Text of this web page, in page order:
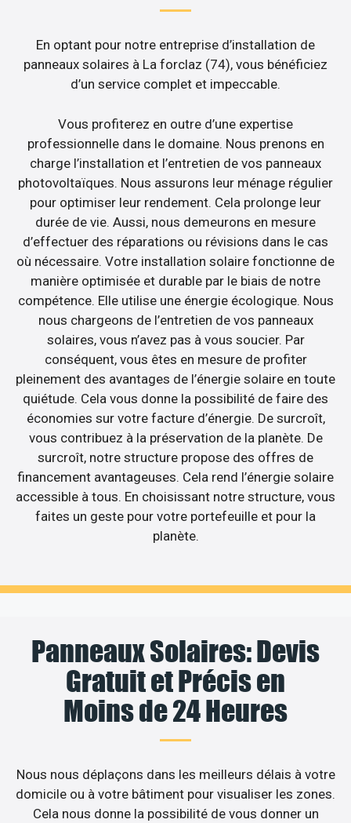
En optant pour notre entreprise d’installation de
panneaux solaires à La forclaz (74), vous bénéficiez
d’un service complet et impeccable.
Vous profiterez en outre d’une expertise
professionnelle dans le domaine. Nous prenons en
charge l’installation et l’entretien de vos panneaux
photovoltaïques. Nous assurons leur ménage régulier
pour optimiser leur rendement. Cela prolonge leur
durée de vie. Aussi, nous demeurons en mesure
d’effectuer des réparations ou révisions dans le cas
où nécessaire. Votre installation solaire fonctionne de
manière optimisée et durable par le biais de notre
compétence. Elle utilise une énergie écologique. Nous
nous chargeons de l’entretien de vos panneaux
solaires, vous n’avez pas à vous soucier. Par
conséquent, vous êtes en mesure de profiter
pleinement des avantages de l’énergie solaire en toute
quiétude. Cela vous donne la possibilité de faire des
économies sur votre facture d’énergie. De surcroît,
vous contribuez à la préservation de la planète. De
surcroît, notre structure propose des offres de
financement avantageuses. Cela rend l’énergie solaire
accessible à tous. En choisissant notre structure, vous
faites un geste pour votre portefeuille et pour la
planète.
Panneaux Solaires: Devis
Gratuit et Précis en
Moins de 24 Heures
Nous nous déplaçons dans les meilleurs délais à votre
domicile ou à votre bâtiment pour visualiser les zones.
Cela nous donne la possibilité de vous donner un